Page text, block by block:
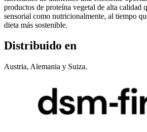
productos de proteína vegetal de alta calidad
sensorial como nutricionalmente, al tiempo
dieta más sostenible.
Distribuido en
Austria, Alemania y Suiza.